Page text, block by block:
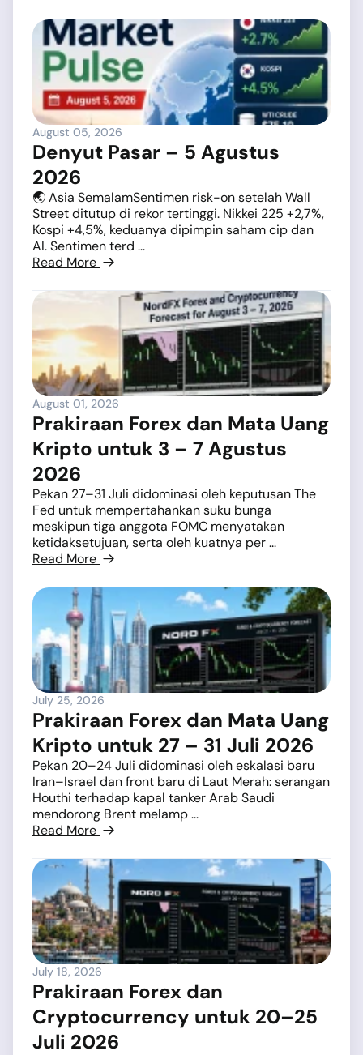
August 05, 2026
Denyut Pasar – 5 Agustus
2026
🌏 Asia SemalamSentimen risk-on setelah Wall
Street ditutup di rekor tertinggi. Nikkei 225 +2,7%,
Kospi +4,5%, keduanya dipimpin saham cip dan
AI. Sentimen terd ...
Read More
August 01, 2026
Prakiraan Forex dan Mata Uang
Kripto untuk 3 – 7 Agustus
2026
Pekan 27–31 Juli didominasi oleh keputusan The
Fed untuk mempertahankan suku bunga
meskipun tiga anggota FOMC menyatakan
ketidaksetujuan, serta oleh kuatnya per ...
Read More
July 25, 2026
Prakiraan Forex dan Mata Uang
Kripto untuk 27 – 31 Juli 2026
Pekan 20–24 Juli didominasi oleh eskalasi baru
Iran–Israel dan front baru di Laut Merah: serangan
Houthi terhadap kapal tanker Arab Saudi
mendorong Brent melamp ...
Read More
July 18, 2026
Prakiraan Forex dan
Cryptocurrency untuk 20–25
Juli 2026